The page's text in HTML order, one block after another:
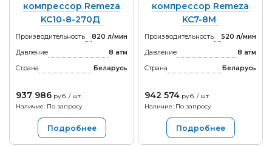
компрессор Remeza
KC10-8-270Д
Производительность
820 л/мин
Давление
8 атм
Страна
Беларусь
937 986 руб. / шт.
Наличие: По запросу
Подробнее
компрессор Remeza
KC7-8М
Производительность
520 л/мин
Давление
8 атм
Страна
Беларусь
942 574 руб. / шт.
Наличие: По запросу
Подробнее